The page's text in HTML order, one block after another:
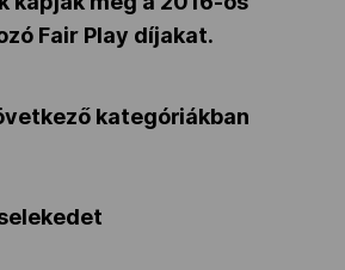
Fair Play díjakat.
kategóriákban